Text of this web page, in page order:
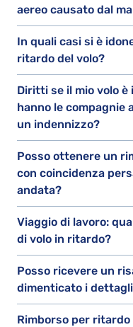
aereo causato dal
In quali casi si è
ritardo del volo?
Diritti se il mio volo
hanno le compagnie
un indennizzo?
Posso ottenere un
con coincidenza
andata?
Viaggio di lavoro:
di volo in ritardo?
Posso ricevere un
dimenticato i
Rimborso per